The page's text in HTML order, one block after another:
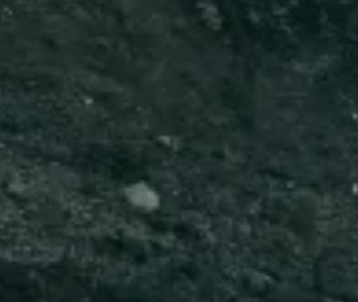
Start Chat